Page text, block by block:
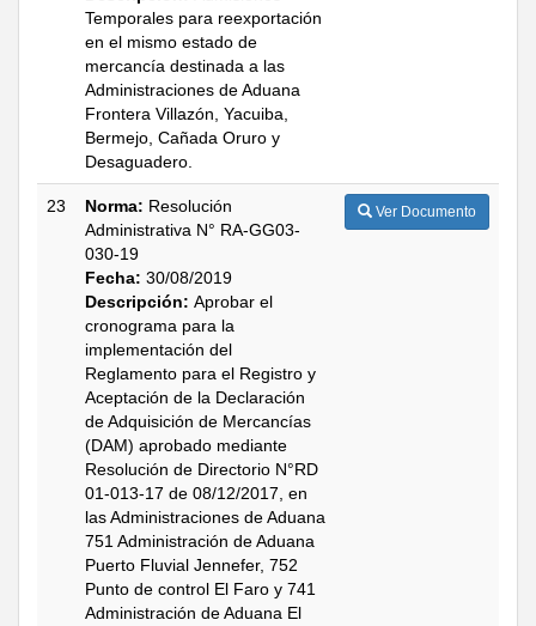
Temporales para reexportación
en el mismo estado de
mercancía destinada a las
Administraciones de Aduana
Frontera Villazón, Yacuiba,
Bermejo, Cañada Oruro y
Desaguadero.
23 Norma: Resolución
Administrativa N° RA-GG03-
030-19
Fecha: 30/08/2019
Descripción: Aprobar el
cronograma para la
implementación del
Reglamento para el Registro y
Aceptación de la Declaración
de Adquisición de Mercancías
(DAM) aprobado mediante
Resolución de Directorio N°RD
01-013-17 de 08/12/2017, en
las Administraciones de Aduana
751 Administración de Aduana
Puerto Fluvial Jennefer, 752
Punto de control El Faro y 741
Administración de Aduana El
Ver Documento